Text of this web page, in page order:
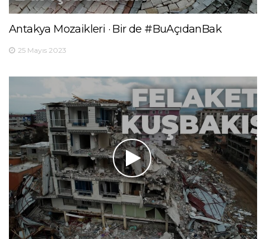
Antakya Mozaikleri · Bir de #BuAçıdanBak
25 Mayıs 2023